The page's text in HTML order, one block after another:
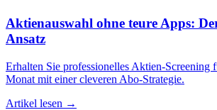
Aktienauswahl ohne teure Apps:
Ansatz
Erhalten Sie professionelles Aktien-Screening
Monat mit einer cleveren Abo-Strategie.
Artikel lesen →